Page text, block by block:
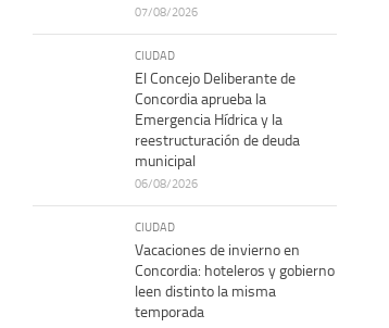
07/08/2026
CIUDAD
El Concejo Deliberante de
Concordia aprueba la
Emergencia Hídrica y la
reestructuración de deuda
municipal
06/08/2026
CIUDAD
Vacaciones de invierno en
Concordia: hoteleros y gobierno
leen distinto la misma
temporada